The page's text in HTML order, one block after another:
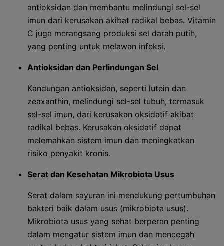
antioksidan dan membantu melindungi sel-sel
imun dari kerusakan akibat radikal bebas. Vitamin
C juga merangsang produksi sel darah putih,
yang penting untuk melawan infeksi.
Antioksidan dan Perlindungan Sel
Kandungan antioksidan, seperti lutein dan
zeaxanthin, melindungi sel-sel tubuh, termasuk
sel-sel imun, dari kerusakan oksidatif akibat
radikal bebas. Kerusakan oksidatif dapat
melemahkan sistem imun dan meningkatkan
risiko penyakit kronis.
Serat dan Kesehatan Mikrobiota Usus
Serat dalam sayuran ini mendukung pertumbuhan
bakteri baik dalam usus (mikrobiota usus).
Mikrobiota usus yang sehat berperan penting
dalam mengatur sistem imun dan mencegah